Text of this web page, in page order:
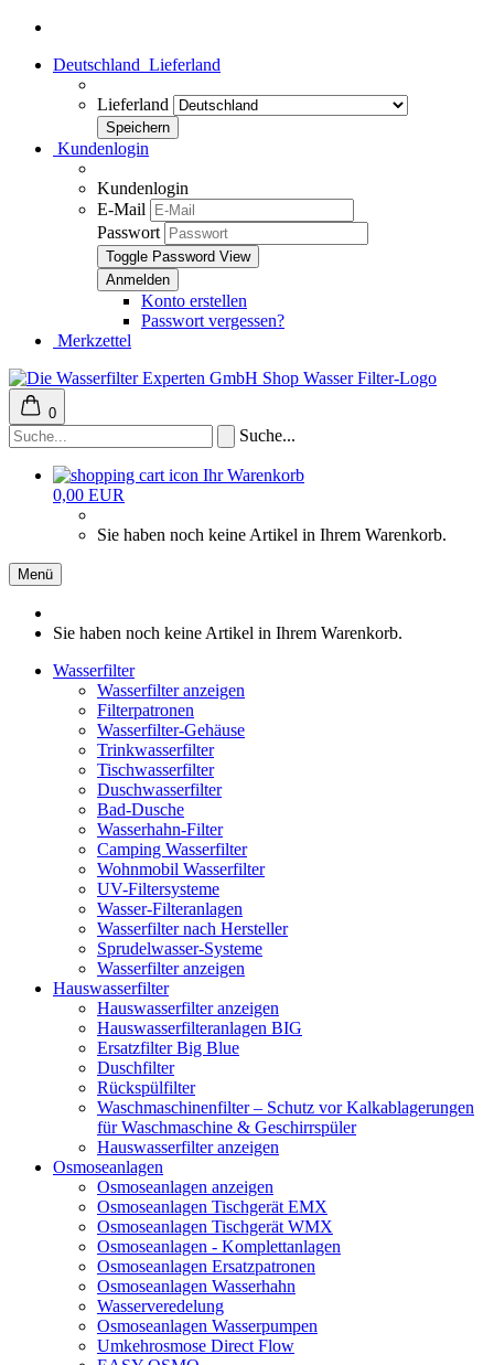
Deutschland Lieferland
Lieferland
Kundenlogin
Kundenlogin
E-Mail
Passwort
Toggle Password View
Konto erstellen
Passwort vergessen?
Merkzettel
0
Suche...
Ihr Warenkorb
0,00 EUR
Sie haben noch keine Artikel in Ihrem Warenkorb.
Menü
Sie haben noch keine Artikel in Ihrem Warenkorb.
Wasserfilter
Wasserfilter anzeigen
Filterpatronen
Wasserfilter-Gehäuse
Trinkwasserfilter
Tischwasserfilter
Duschwasserfilter
Bad-Dusche
Wasserhahn-Filter
Camping Wasserfilter
Wohnmobil Wasserfilter
UV-Filtersysteme
Wasser-Filteranlagen
Wasserfilter nach Hersteller
Sprudelwasser-Systeme
Wasserfilter anzeigen
Hauswasserfilter
Hauswasserfilter anzeigen
Hauswasserfilteranlagen BIG
Ersatzfilter Big Blue
Duschfilter
Rückspülfilter
Waschmaschinenfilter – Schutz vor Kalkablagerungen
für Waschmaschine & Geschirrspüler
Hauswasserfilter anzeigen
Osmoseanlagen
Osmoseanlagen anzeigen
Osmoseanlagen Tischgerät EMX
Osmoseanlagen Tischgerät WMX
Osmoseanlagen - Komplettanlagen
Osmoseanlagen Ersatzpatronen
Osmoseanlagen Wasserhahn
Wasserveredelung
Osmoseanlagen Wasserpumpen
Umkehrosmose Direct Flow